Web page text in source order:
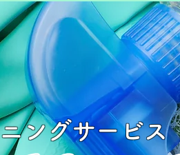
ングサービス